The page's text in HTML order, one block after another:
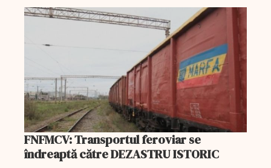
FNFMCV: Transportul feroviar se
îndreaptă către DEZASTRU ISTORIC